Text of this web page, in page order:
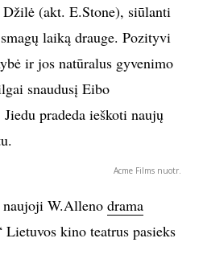
(akt. E.Stone), siūlanti
laiką drauge. Pozityvi
ir jos natūralus gyvenimo
snaudusį Eibo
pradeda ieškoti naujų
Acme Films nuotr.
W.Alleno drama
Lietuvos kino teatrus pasieks